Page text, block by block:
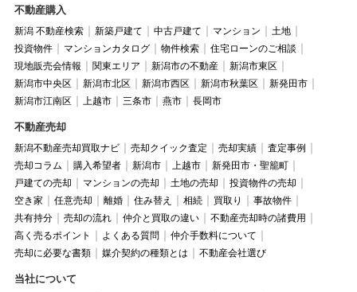
不動産購入
新潟 不動産検索 新築戸建て 中古戸建て マンション
土地
投資物件
マンションカタログ 物件検索
住宅ローンのご相談
現地販売会情報
関東エリア 新潟市の不動産
新潟市東区
新潟市中央区
新潟市北区 新潟市西区 新潟市秋葉区
新発田市
新潟市江南区
上越市 三条市 燕市 長岡市
不動産売却
新潟不動産売却買取ナビ 売却クイック査定 売却実績
査定事例
売却コラム
購入希望者 新潟市 上越市
新発田市・聖籠町
戸建ての売却
マンションの売却 土地の売却
投資物件の売却
空き家
任意売却 離婚 住み替え 相続 買取り
事故物件
共有持分
売却の流れ 仲介と買取の違い
不動産売却時の諸費用
高く売るポイント
よくある質問
仲介手数料について
売却に必要な書類
媒介契約の種類とは 不動産会社選び
当社について